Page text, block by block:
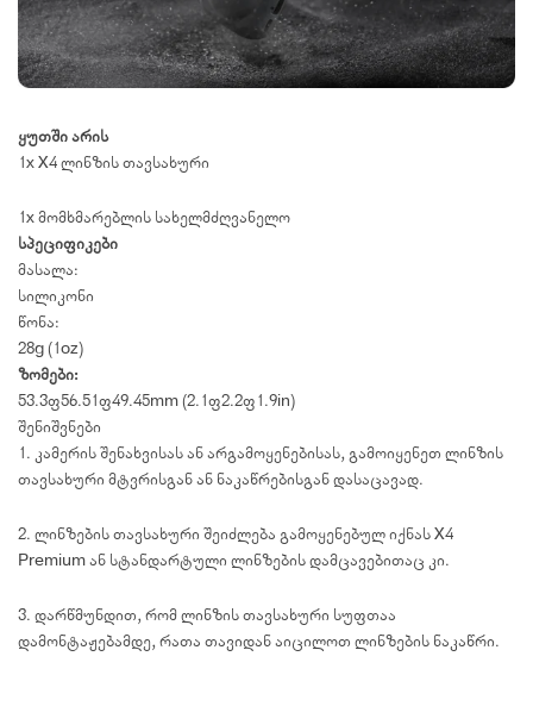
ყუთში არის
1x X4 ლინზის თავსახური
1x მომხმარებლის სახელმძღვანელო
სპეციფიკები
მასალა:
სილიკონი
წონა:
28g (1oz)
ზომები:
53.3×56.51×49.45mm (2.1×2.2×1.9in)
შენიშვნები
1. კამერის შენახვისას ან არგამოყენებისას, გამოიყენეთ ლინზის
თავსახური მტვრისგან ან ნაკაწრებისგან დასაცავად.
2. ლინზების თავსახური შეიძლება გამოყენებულ იქნას X4
Premium ან სტანდარტული ლინზების დამცავებითაც კი.
3. დარწმუნდით, რომ ლინზის თავსახური სუფთაა
დამონტაჟებამდე, რათა თავიდან აიცილოთ ლინზების ნაკაწრი.